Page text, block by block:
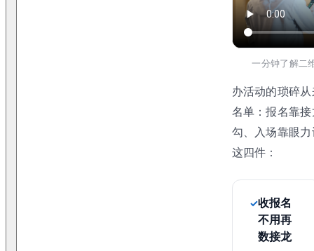
一分钟了解二
办活动的琐碎
名单：报名靠
勾、入场靠眼
这四件：
收报名
不用再
数接龙